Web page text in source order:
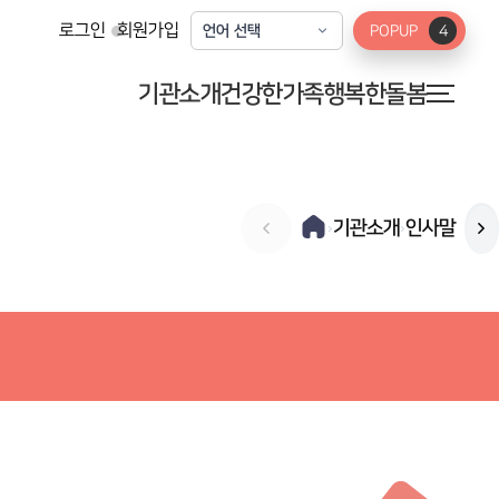
로그인 회원가입
기관소개건강한가족행복한돌봄
›기관소개 ›인사말
POPUP 4